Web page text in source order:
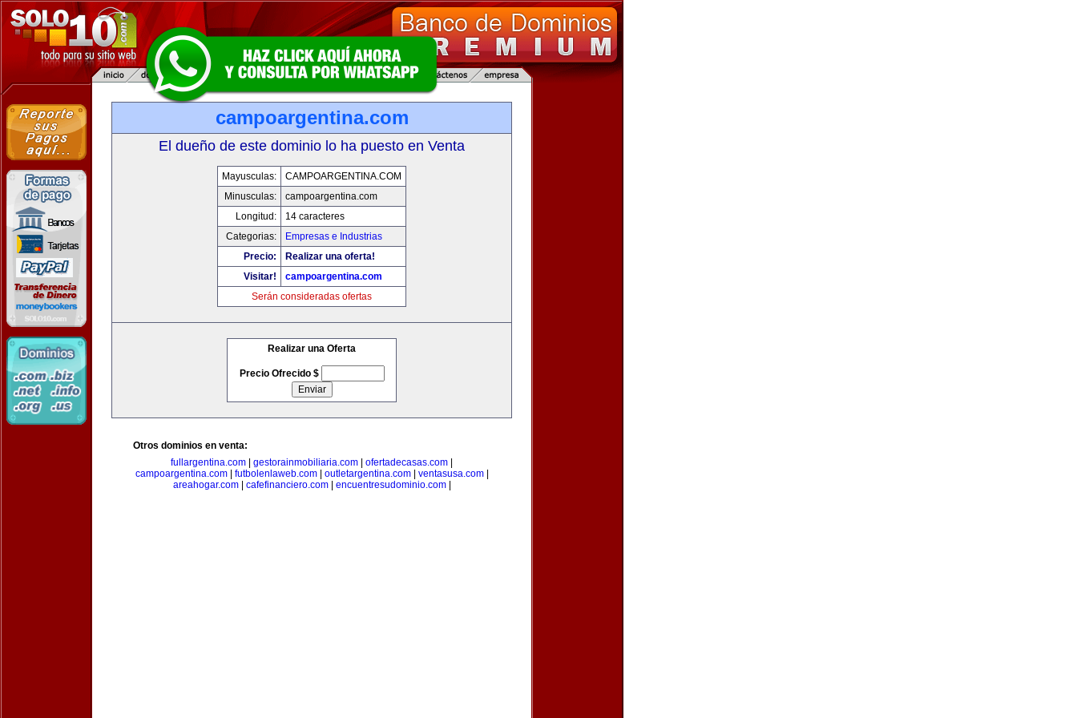
campoargentina.com
El dueño de este dominio lo ha puesto en Venta
Mayusculas:
CAMPOARGENTINA.COM
Minusculas:
campoargentina.com
Longitud:
14 caracteres
Categorias:
Empresas e Industrias
Precio:
Realizar una oferta!
Visitar!
campoargentina.com
Serán consideradas ofertas
Realizar una Oferta
Precio Ofrecido $
Otros dominios en venta:
fullargentina.com
gestorainmobiliaria.com ofertadecasas.com
campoargentina.com| futbolenlaweb.com| outletargentina.com| ventasusa.com|
areahogar.com| cafefinanciero.com| encuentresudominio.com|